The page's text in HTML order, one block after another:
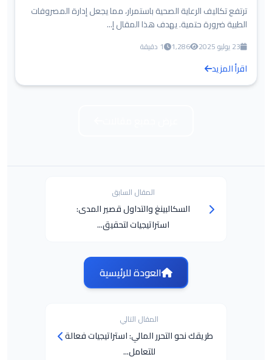
ترتفع تكاليف الرعاية الصحية باستمرار، مما يجعل إدارة المصروفات
الطبية ضرورة حتمية. يهدف هذا المقال إ...
23 يوليو 2025 1,286 1 دقيقة
اقرأ المزيد
المقال السابق
السكالبينغ والتداول قصير المدى:
استراتيجيات لتحقيق...
العودة للرئيسية
المقال التالي
طريقك نحو التحرر المالي: استراتيجيات فعالة
للتعامل...